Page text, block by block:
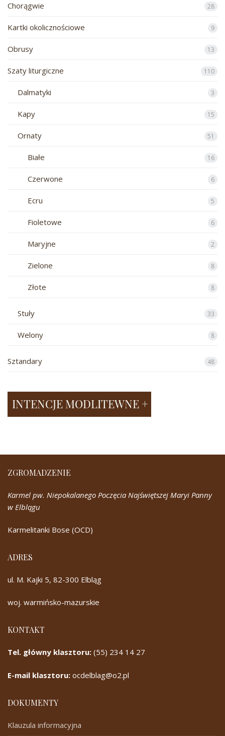
Chorągwie 28
Kartki okolicznościowe 9
Obrusy 13
Szaty liturgiczne 110
Dalmatyki 3
Kapy 15
Ornaty 51
Białe 16
Czerwone 6
Ecru 5
Fioletowe 6
Maryjne 2
Zielone 8
Złote 8
Stuły 33
Welony 8
Sztandary 48
ZGROMADZENIE
Karmel pw. Niepokalanego Poczęcia Najświętszej Maryi Panny
w Elblągu
Karmelitanki Bose (OCD)
ADRES
ul. M. Kajki 5, 82-300 Elbląg
woj. warmińsko-mazurskie
KONTAKT
Tel. główny klasztoru: (55) 234 14 27
E-mail klasztoru: ocdelblag@o2.pl
DOKUMENTY
Klauzula informacyjna